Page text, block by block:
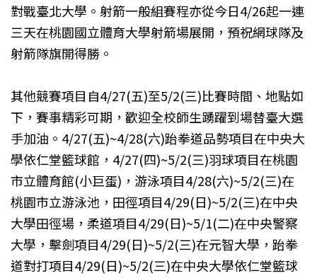
對戰臺北大學。射箭一般組賽程亦從今日4/26起一連
三天在桃園國立體育大學射箭場展開，預祝網球隊及
射箭隊旗開得勝。
其他競賽項目自4/27(五)至5/2(三)比賽時間、地點如
下，賽事精彩可期，歡迎全校師生踴躍到場替臺大選
手加油。4/27(五)~4/28(六)跆拳道品勢項目在中央大
學依仁堂籃球館，4/27(四)~5/2(三)羽球項目在桃園
市立體育館(小巨蛋)，游泳項目4/28(六)~5/2(三)在
桃園市立游泳池，田徑項目4/29(日)~5/2(三)在中央
大學田徑場，柔道項目4/29(日)~5/1(二)在中央警察
大學，擊劍項目4/29(日)~5/2(三)在元智大學，跆拳
道對打項目4/29(日)~5/2(三)在中央大學依仁堂籃球